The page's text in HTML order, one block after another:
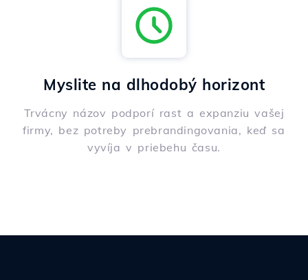
Myslite na dlhodobý horizont
Trvácny názov podporí rast a expanziu vašej
firmy, bez potreby prebrandingovania, keď sa
vyvíja v priebehu času.